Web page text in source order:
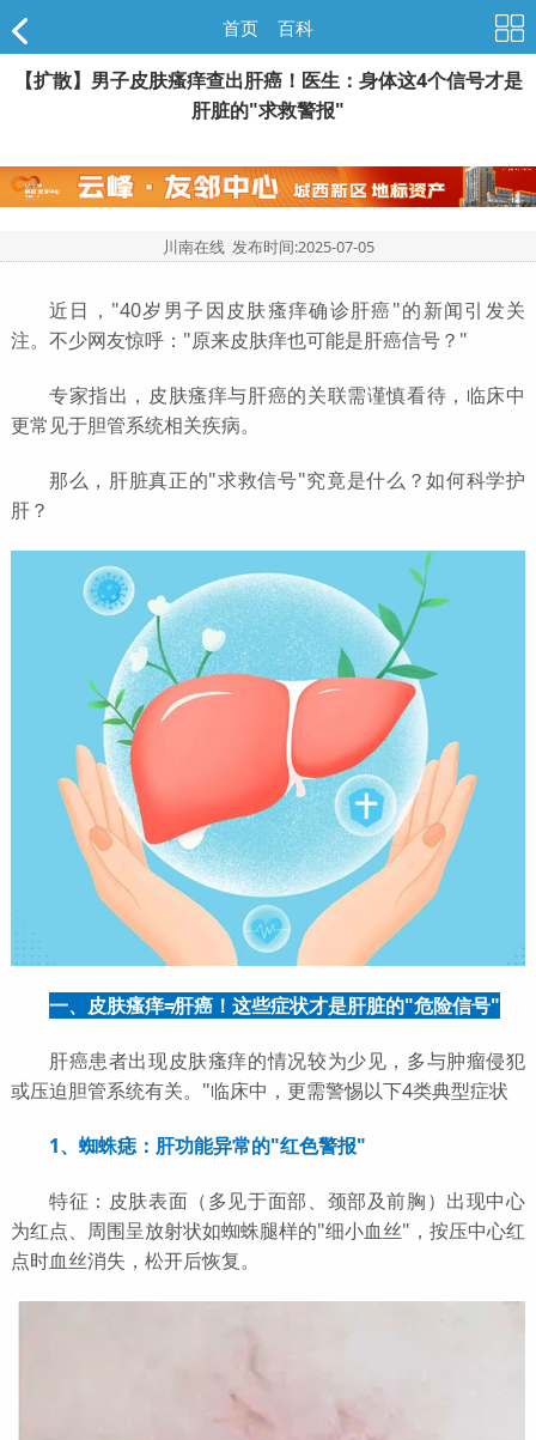
首页 百科
【扩散】男子皮肤瘙痒查出肝癌！医生：身体这4个信号才是
肝脏的"求救警报"
川南在线 发布时间:2025-07-05
近日，"40岁男子因皮肤瘙痒确诊肝癌"的新闻引发关
注。不少网友惊呼："原来皮肤痒也可能是肝癌信号？"
专家指出，皮肤瘙痒与肝癌的关联需谨慎看待，临床中
更常见于胆管系统相关疾病。
那么，肝脏真正的"求救信号"究竟是什么？如何科学护
肝？
一、皮肤瘙痒≠肝癌！这些症状才是肝脏的"危险信号"
肝癌患者出现皮肤瘙痒的情况较为少见，多与肿瘤侵犯
或压迫胆管系统有关。"临床中，更需警惕以下4类典型症状
1、蜘蛛痣：肝功能异常的"红色警报"
特征：皮肤表面（多见于面部、颈部及前胸）出现中心
为红点、周围呈放射状如蜘蛛腿样的"细小血丝"，按压中心红
点时血丝消失，松开后恢复。